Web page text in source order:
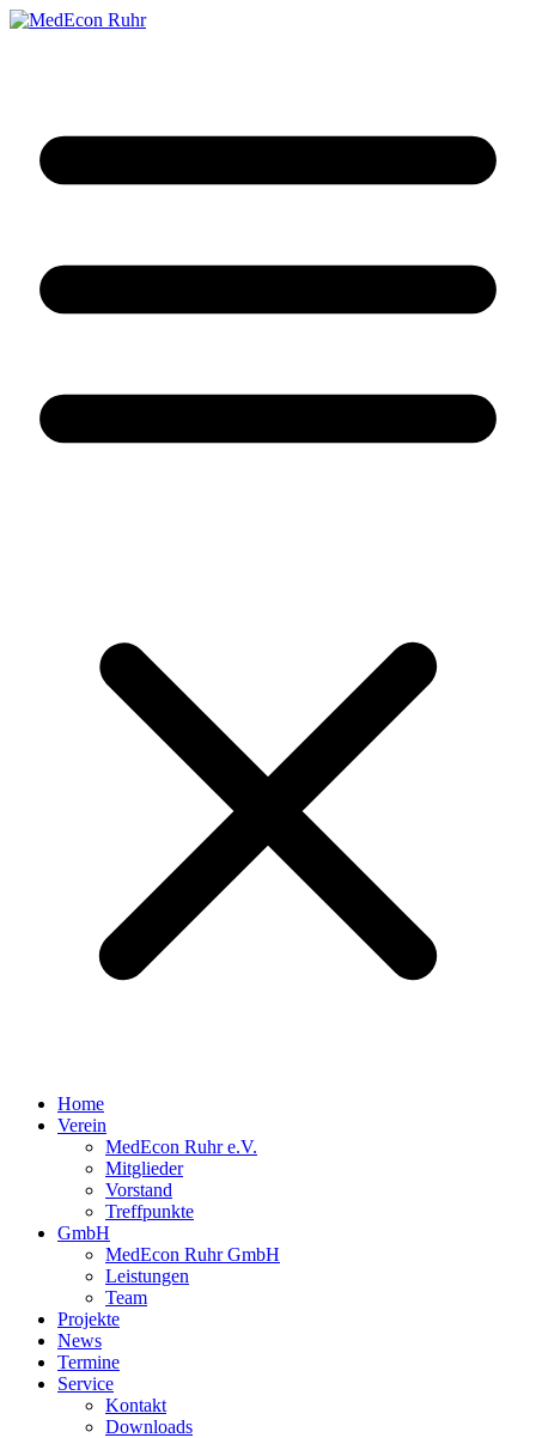
Home
Verein
MedEcon Ruhr e.V.
Mitglieder
Vorstand
Treffpunkte
GmbH
MedEcon Ruhr GmbH
Leistungen
Team
Projekte
News
Termine
Service
Kontakt
Downloads